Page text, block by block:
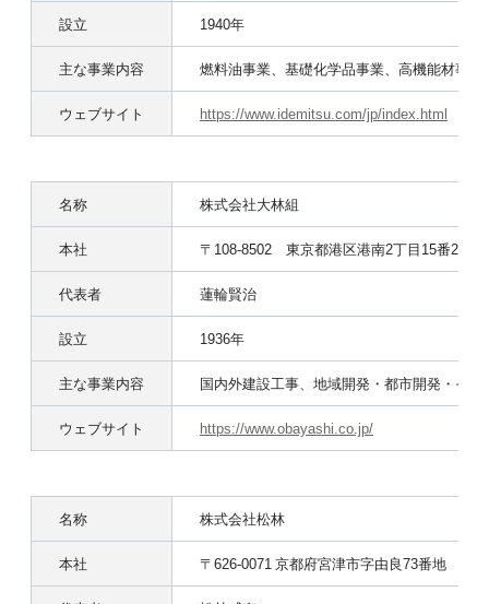
設立 1940年
主な事業内容 燃料油事業、基礎化学品事業、高機能材事
ウェブサイト https://www.idemitsu.com/jp/index.html
名称 株式会社大林組
本社 〒108-8502 東京都港区港南2丁目15番2号
代表者 蓮輪賢治
設立 1936年
主な事業内容 国内外建設工事、地域開発・都市開発・そ
ウェブサイト https://www.obayashi.co.jp/
名称 株式会社松林
本社 〒626-0071 京都府宮津市字由良73番地